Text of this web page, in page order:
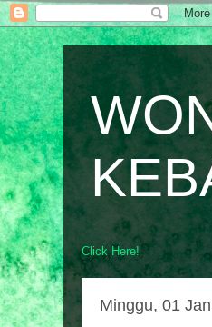
Click Here!
Minggu, 01